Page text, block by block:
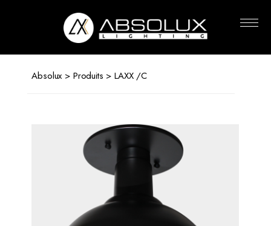
Absolux > Produits > LAXX /C